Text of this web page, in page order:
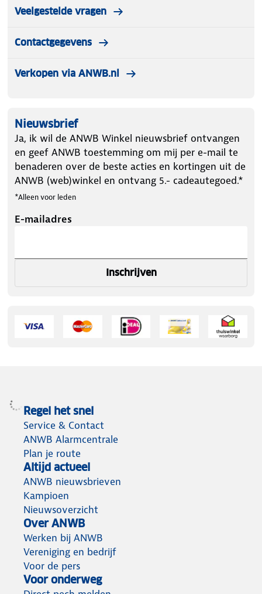
Veelgestelde vragen
Contactgegevens
Verkopen via ANWB.nl
Nieuwsbrief
Ja, ik wil de ANWB Winkel nieuwsbrief ontvangen
en geef ANWB toestemming om mij per e-mail te
benaderen over de beste acties en kortingen uit de
ANWB (web)winkel en ontvang 5.- cadeautegoed.*
*Alleen voor leden
E-mailadres
Inschrijven
Regel het snel
Service & Contact
ANWB Alarmcentrale
Plan je route
Altijd actueel
ANWB nieuwsbrieven
Kampioen
Nieuwsoverzicht
Over ANWB
Werken bij ANWB
Vereniging en bedrijf
Voor de pers
Voor onderweg